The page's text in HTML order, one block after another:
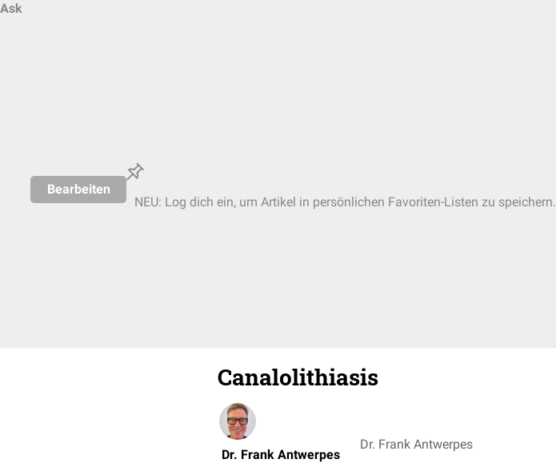
Ask
Bearbeiten
NEU: Log dich ein, um Artikel in persönlichen Favoriten-Listen zu speichern.
Canalolithiasis
Dr. Frank Antwerpes
Dr. Frank Antwerpes